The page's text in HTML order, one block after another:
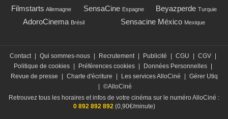
Filmstarts Allemagne SensaCine Espagne Beyazperde Turquie
AdoroCinema Brésil Sensacine México Mexique
Contact Qui sommes-nous Recrutement Publicité CGU CGV
Politique de cookies
Préférences cookies Données Personnelles
Revue de presse
Charte d'écriture Les services AlloCiné
Gérer Utiq
©AlloCiné
Retrouvez tous les horaires et infos de votre cinéma sur le numéro AlloCiné :
0 892 892 892(0,90€/minute)